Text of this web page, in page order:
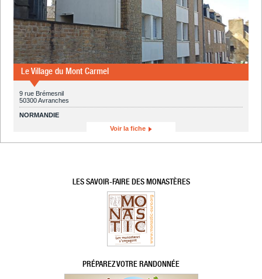
Le Village du Mont Carmel
9 rue Brémesnil
50300 Avranches
NORMANDIE
Voir la fiche
LES SAVOIR-FAIRE DES MONASTÈRES
PRÉPAREZ VOTRE RANDONNÉE